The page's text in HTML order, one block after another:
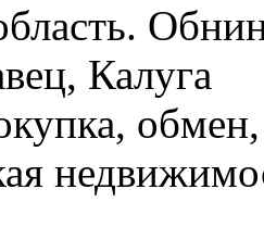
Калуга
обмен,